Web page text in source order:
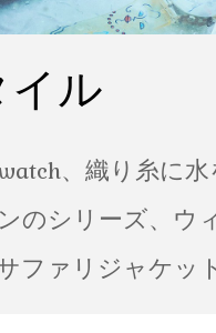
イル
、織り糸に
のシリーズ、ウ
ファリジャケッ